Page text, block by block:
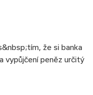
že si banka
vypůjčení peněz určitý